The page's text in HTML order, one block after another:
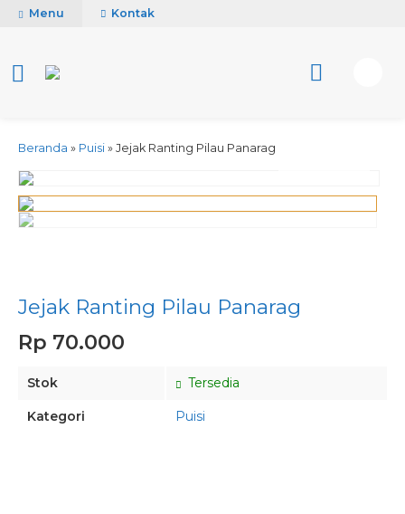
Menu Kontak
Beranda » Puisi » Jejak Ranting Pilau Panarag
Jejak Ranting Pilau Panarag
Rp 70.000
Stok Tersedia
Kategori Puisi